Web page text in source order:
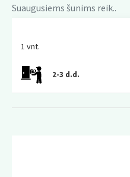
Suaugusiems šunims reik..
1 vnt.
2-3 d.d.